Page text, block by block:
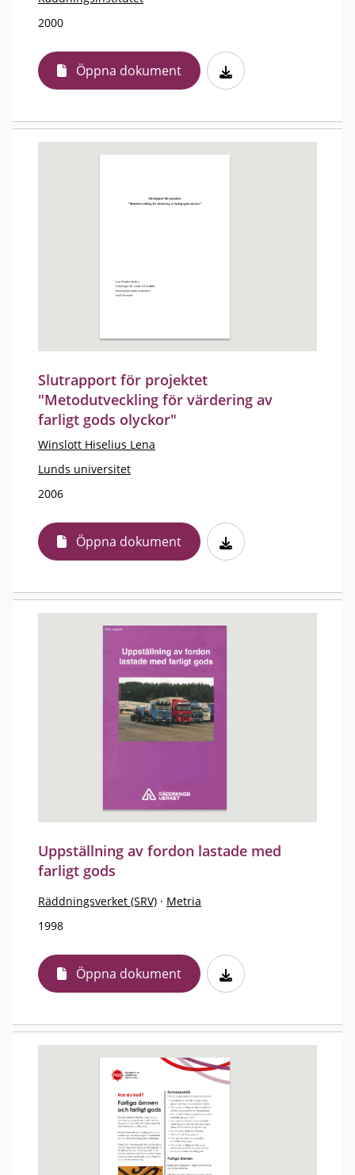
2000
Öppna dokument
Slutrapport för projektet
"Metodutveckling för värdering av
farligt gods olyckor"
Winslott Hiselius Lena
Lunds universitet
2006
Öppna dokument
Uppställning av fordon lastade med
farligt gods
Räddningsverket (SRV) · Metria
1998
Öppna dokument